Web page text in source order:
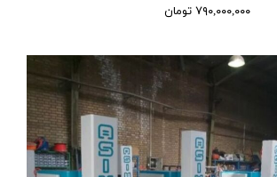
۷۹۰,۰۰۰,۰۰۰ تومان